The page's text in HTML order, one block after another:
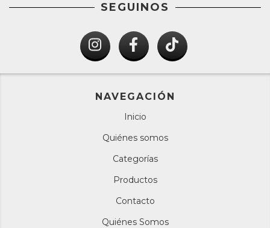
SEGUINOS
NAVEGACIÓN
Inicio
Quiénes somos
Categorías
Productos
Contacto
Quiénes Somos